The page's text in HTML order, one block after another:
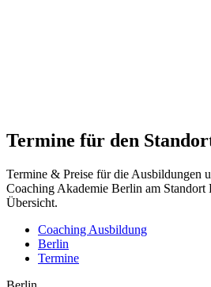
Termine für den
Termine & Preise für die Ausbildungen
Coaching Akademie Berlin am
Übersicht.
Coaching Ausbildung
Berlin
Termine